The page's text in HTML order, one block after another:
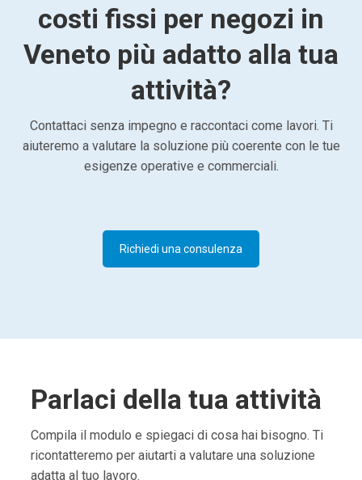
costi fissi per negozi in
Veneto più adatto alla tua
attività?
Contattaci senza impegno e raccontaci come lavori. Ti
aiuteremo a valutare la soluzione più coerente con le tue
esigenze operative e commerciali.
Richiedi una consulenza
Parlaci della tua attività
Compila il modulo e spiegaci di cosa hai bisogno. Ti
ricontatteremo per aiutarti a valutare una soluzione
adatta al tuo lavoro.